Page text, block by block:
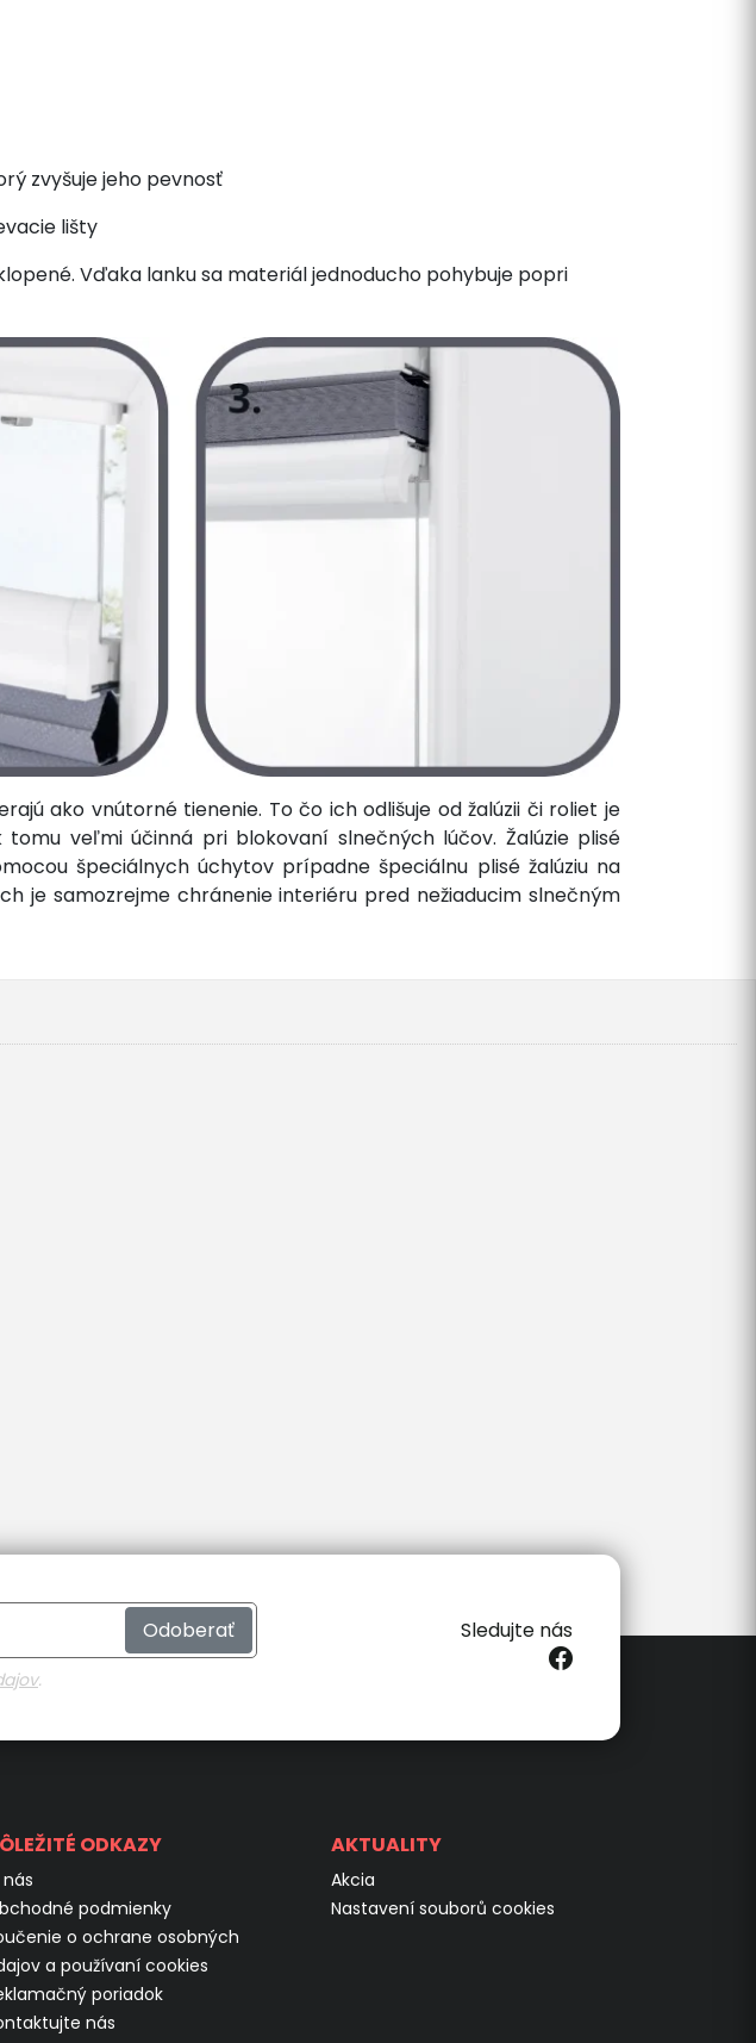
zvyšuje jeho pevnosť
lišty
Vďaka lanku sa materiál jednoducho pohybuje popri
ako vnútorné tienenie. To čo ich odlišuje od žalúzii či roliet je
veľmi účinná pri blokovaní slnečných lúčov. Žalúzie plisé
špeciálnych úchytov prípadne špeciálnu plisé žalúziu na
je samozrejme chránenie interiéru pred nežiaducim slnečným
Odoberať
.
Sledujte nás
ODKAZY
podmienky
o ochrane osobných
a používaní cookies
poriadok
nás
AKTUALITY
Akcia
Nastavení souborů cookies